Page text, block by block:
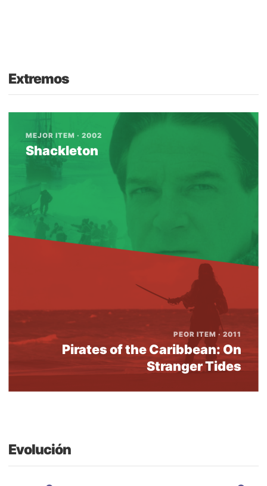
Extremos
MEJOR ITEM · 2002
Shackleton
PEOR ITEM · 2011
Pirates of the Caribbean: On
Stranger Tides
Evolución